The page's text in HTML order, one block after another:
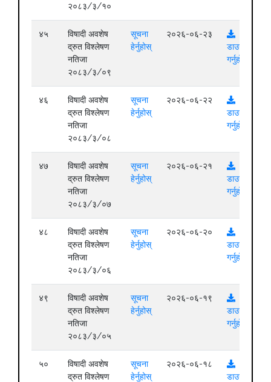
२०८३/३/१०
४५
विषादी अवशेष
द्रुत विश्लेषण
नतिजा
२०८३/३/०९
सूचना
हेर्नुहोस्
२०२६-०६-२३
डाउनलोड
गर्नुहोस्
४६
विषादी अवशेष
द्रुत विश्लेषण
नतिजा
२०८३/३/०८
सूचना
हेर्नुहोस्
२०२६-०६-२२
डाउनलोड
गर्नुहोस्
४७
विषादी अवशेष
द्रुत विश्लेषण
नतिजा
२०८३/३/०७
सूचना
हेर्नुहोस्
२०२६-०६-२१
डाउनलोड
गर्नुहोस्
४८
विषादी अवशेष
द्रुत विश्लेषण
नतिजा
२०८३/३/०६
सूचना
हेर्नुहोस्
२०२६-०६-२०
डाउनलोड
गर्नुहोस्
४९
विषादी अवशेष
द्रुत विश्लेषण
नतिजा
२०८३/३/०५
सूचना
हेर्नुहोस्
२०२६-०६-१९
डाउनलोड
गर्नुहोस्
५०
विषादी अवशेष
द्रुत विश्लेषण
सूचना
हेर्नुहोस्
२०२६-०६-१८
डाउनलोड